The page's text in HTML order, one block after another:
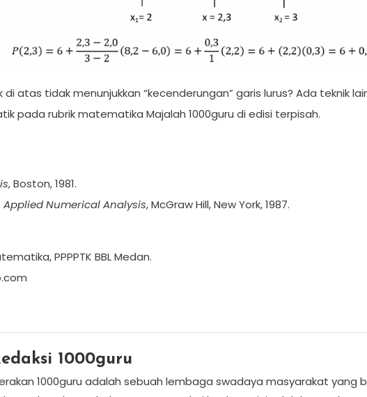
atas tidak menunjukkan “kecenderungan” garis lurus? Ada teknik
pada rubrik matematika Majalah 1000guru di edisi terpisah.
, Boston, 1981.
Numerical Analysis, McGraw Hill, New York, 1987.
PPPPTK BBL Medan.
1000guru
1000guru adalah sebuah lembaga swadaya masyarakat yang